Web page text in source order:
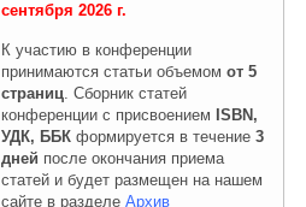
сентября 2026г.
К участию в конференции
принимаются статьи объемом от 5
страниц. Сборник статей
конференции с присвоением ISBN,
УДК, ББКформируется в течение3
дней после окончания приема
статей и будет размещен на нашем
сайте в разделе Архив